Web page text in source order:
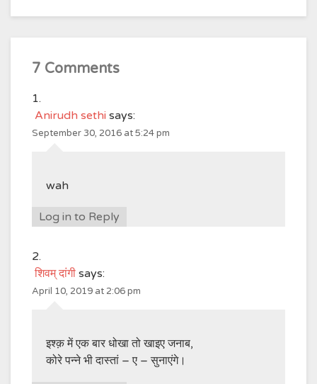
7 Comments
Anirudh sethi says:
September 30, 2016 at 5:24 pm
wah
Log in to Reply
शिवम् दांगी says:
April 10, 2019 at 2:06 pm
इश्क़ में एक बार धोखा तो खाइए जनाब,
कोरे पन्ने भी दास्तां – ए – सुनाएंगे।